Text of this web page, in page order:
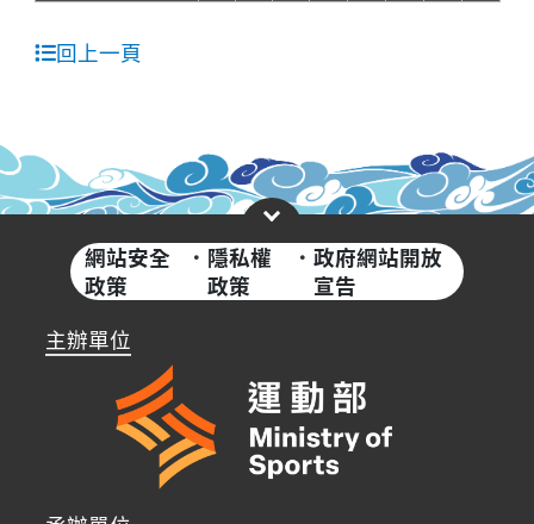
回上一頁
網站安全
政策
· 隱私權
政策
·政府網站開放
宣告
主辦單位